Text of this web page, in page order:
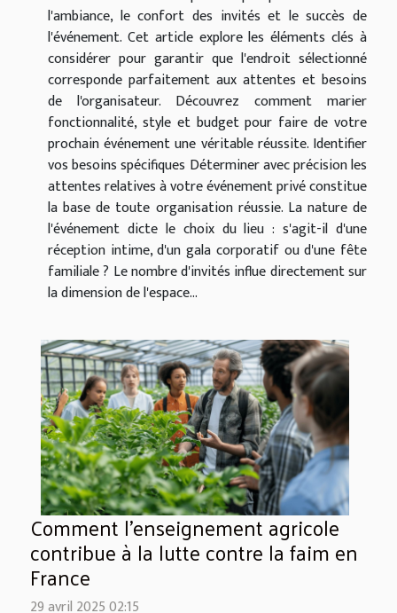
l'ambiance, le confort des invités et le succès de
l'événement. Cet article explore les éléments clés à
considérer pour garantir que l'endroit sélectionné
corresponde parfaitement aux attentes et besoins
de l'organisateur. Découvrez comment marier
fonctionnalité, style et budget pour faire de votre
prochain événement une véritable réussite. Identifier
vos besoins spécifiques Déterminer avec précision les
attentes relatives à votre événement privé constitue
la base de toute organisation réussie. La nature de
l'événement dicte le choix du lieu : s'agit-il d'une
réception intime, d'un gala corporatif ou d'une fête
familiale ? Le nombre d'invités influe directement sur
la dimension de l'espace...
Comment l'enseignement agricole
contribue à la lutte contre la faim en
France
29 avril 2025 02:15